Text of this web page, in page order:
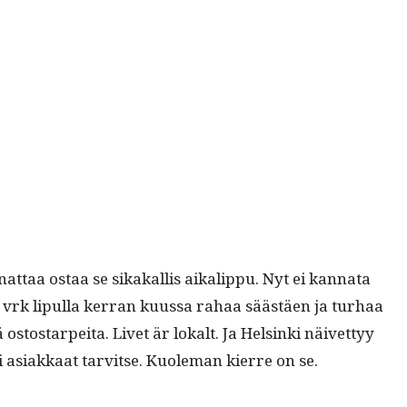
ostaa se sikakallis aikalip­pu. Nyt ei kan­na­ta
lip­ul­la ker­ran kuus­sa rahaa säästäen ja turhaa
Livet är lokalt. Ja Helsin­ki näivet­tyy
tarvitse. Kuole­man kierre on se.